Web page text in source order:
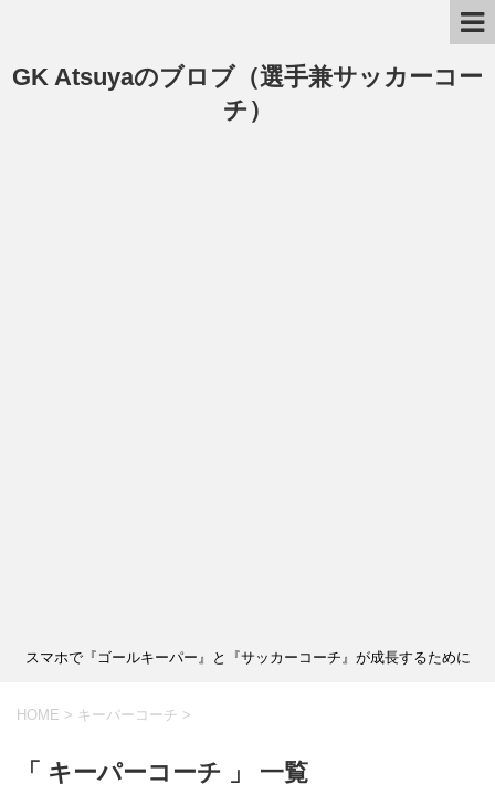
GK Atsuyaのブロブ（選手兼サッカーコー
チ）
スマホで『ゴールキーパー』と『サッカーコーチ』が成長するために
HOME > キーパーコーチ >
「 キーパーコーチ 」 一覧